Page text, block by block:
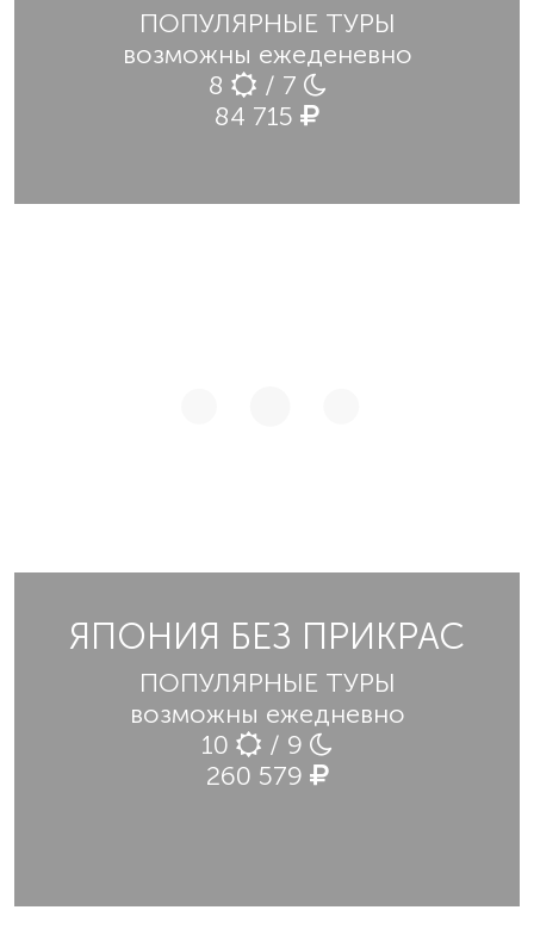
ПОПУЛЯРНЫЕ ТУРЫ
возможны ежеденевно
8
/ 7
84 715
ЯПОНИЯ БЕЗ ПРИКРАС
ПОПУЛЯРНЫЕ ТУРЫ
возможны ежедневно
10
/ 9
260 579